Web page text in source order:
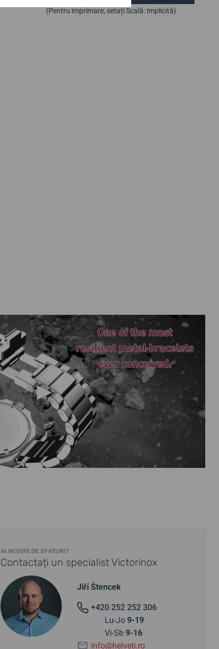
(Pentru imprimare, setați Scală: Implicită)
AI NEVOIE DE SFATURI?
Contactați un specialist Victorinox
Jiří Štencek
+420 252 252 306
Lu-Jo 9-19
Vi-Sb 9-16
info@helveti.ro